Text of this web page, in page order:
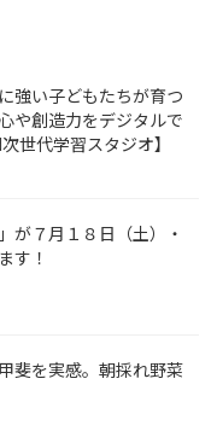
強い子どもたちが育つ
や創造力をデジタルで
世代学習スタジオ】
が７月１８日（土）・
す！
斐を実感。朝採れ野菜